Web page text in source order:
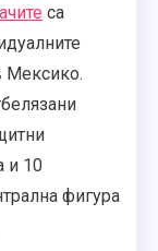
са
Мексико.
и 10
фигура